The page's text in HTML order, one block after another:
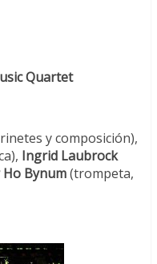
Quartet
y composición),
Ingrid Laubrock
Bynum(trompeta,